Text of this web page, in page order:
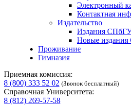
Электронный
Контактная
Издательство
Издания
Новые
Проживание
Гимназия
Приемная комиссия:
8 (800) 333 52 02 (Звонок бесплатный)
Справочная Университета:
8 (812) 269-57-58